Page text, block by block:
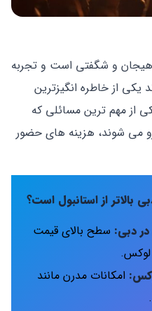
هیجان و شگفتی است و تجربه
از خاطره‌ انگیزترین
از مهم ‌ترین مسائلی که
می ‌شوند، هزینه‌ های حضور
بالاتر از استانبول است؟
دبی: سطح بالای قیمت‌
لوکس.
: امکانات مدرن مانند